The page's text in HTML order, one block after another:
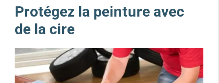
Protégez la peinture avec
de la cire